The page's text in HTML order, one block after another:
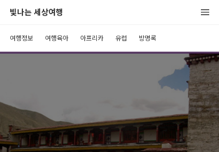
빛나는 세상여행
여행정보 여행육아 아프리카 유럽 방명록